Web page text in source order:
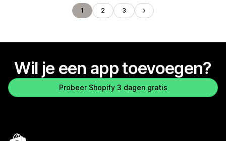
1 2 3
Wil je een app toevoegen?
Probeer Shopify 3 dagen gratis